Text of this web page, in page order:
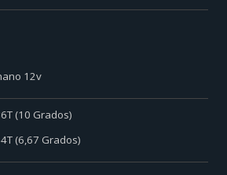
12v
(10 Grados)
(6,67 Grados)